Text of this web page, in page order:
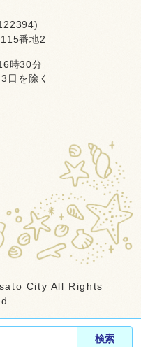
検索
番地2
時30分
日を除く
City All Rights